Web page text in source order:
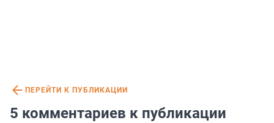
ПЕРЕЙТИ К ПУБЛИКАЦИИ
5 комментариев к публикации